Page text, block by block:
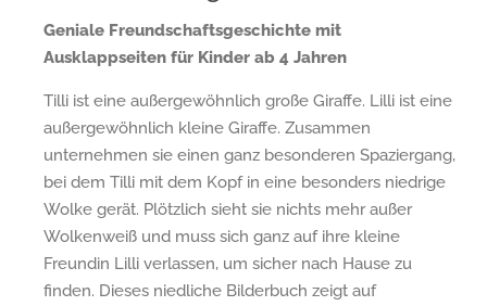
Geniale Freundschaftsgeschichte mit
Ausklappseiten für Kinder ab 4 Jahren
Tilli ist eine außergewöhnlich große Giraffe. Lilli ist eine
außergewöhnlich kleine Giraffe. Zusammen
unternehmen sie einen ganz besonderen Spaziergang,
bei dem Tilli mit dem Kopf in eine besonders niedrige
Wolke gerät. Plötzlich sieht sie nichts mehr außer
Wolkenweiß und muss sich ganz auf ihre kleine
Freundin Lilli verlassen, um sicher nach Hause zu
finden. Dieses niedliche Bilderbuch zeigt auf